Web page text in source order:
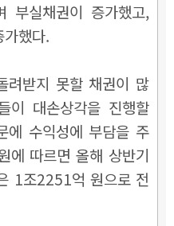
부실채권이 증가했고,
했다.
려받지 못할 채권이 많
이 대손상각을 진행할
에 수익성에 부담을 주
에 따르면 올해 상반기
1조2251억 원으로 전